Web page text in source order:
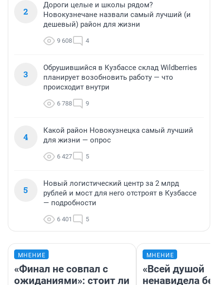
2
Дороги целые и школы рядом?
Новокузнечане назвали самый лучший (и
дешевый) район для жизни
9 608 4
3
Обрушившийся в Кузбассе склад Wildberries
планирует возобновить работу — что
происходит внутри
6 788 9
4
Какой район Новокузнецка самый лучший
для жизни — опрос
6 427 5
5
Новый логистический центр за 2 млрд
рублей и мост для него отстроят в Кузбассе
— подробности
6 401 5
МНЕНИЕ
«Финал не совпал с
ожиданиями»: стоит ли
МНЕНИЕ
«Всей душой
ненавидела